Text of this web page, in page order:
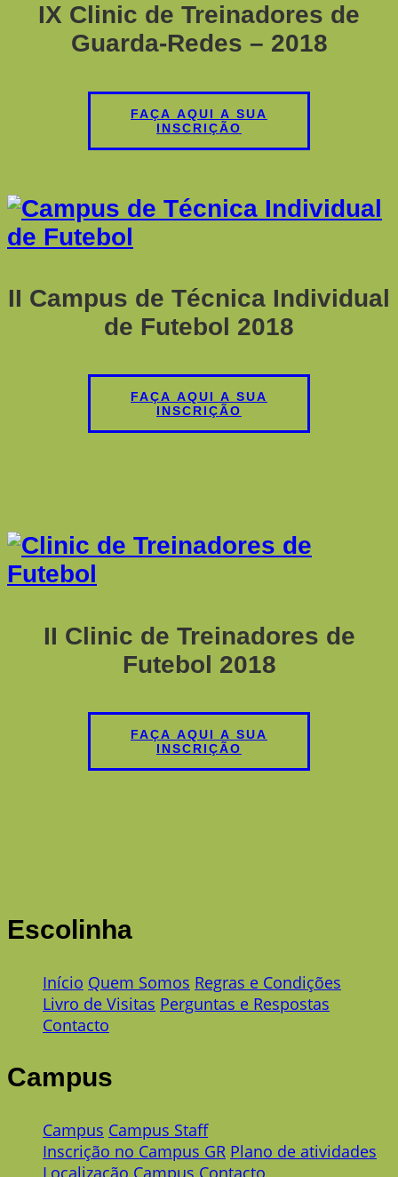
IX Clinic de Treinadores de
Guarda-Redes – 2018
FAÇA AQUI A SUA
INSCRIÇÃO
II Campus de Técnica Individual
de Futebol 2018
FAÇA AQUI A SUA
INSCRIÇÃO
II Clinic de Treinadores de
Futebol 2018
FAÇA AQUI A SUA
INSCRIÇÃO
Escolinha
Início Quem Somos Regras e Condições
Livro de Visitas Perguntas e Respostas
Contacto
Campus
Campus Campus Staff
Inscrição no Campus GR Plano de atividades
Localização Campus Contacto